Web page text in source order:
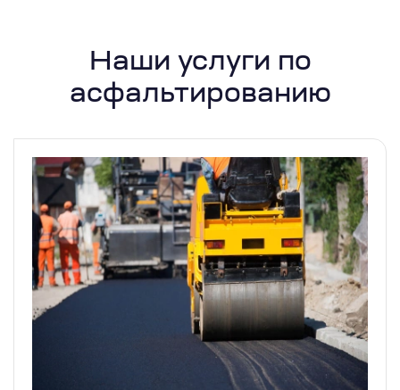
Наши услуги по
асфальтированию